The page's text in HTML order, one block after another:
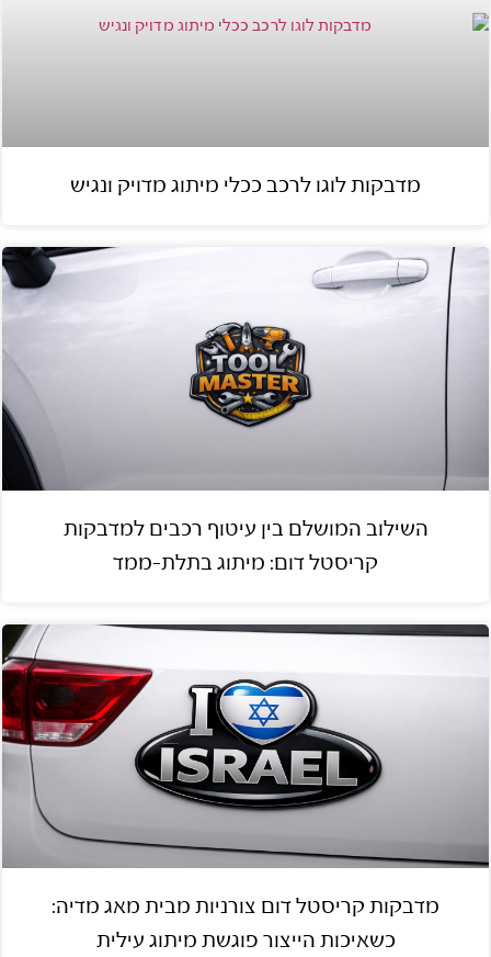
מדבקות לוגו לרכב ככלי מיתוג מדויק ונגיש
השילוב המושלם בין עיטוף רכבים למדבקות
קריסטל דום: מיתוג בתלת-ממד
מדבקות קריסטל דום צורניות מבית מאג מדיה:
כשאיכות הייצור פוגשת מיתוג עילית